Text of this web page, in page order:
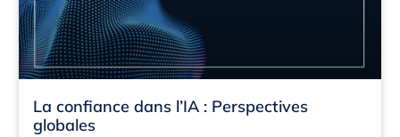
La confiance dans l’IA : Perspectives
globales